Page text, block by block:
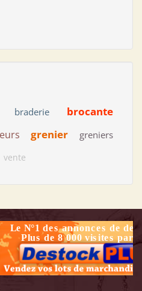
braderie brocante
grenier greniers
vente